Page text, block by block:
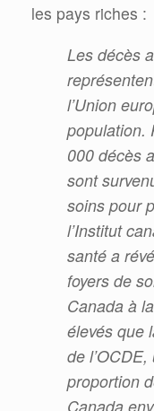
les pays riches :
Les décès
l’Union
population.
000 décès
sont
soins pour
l’Institut
santé a
foyers de
Canada à
élevés que
de
proportion
Canada